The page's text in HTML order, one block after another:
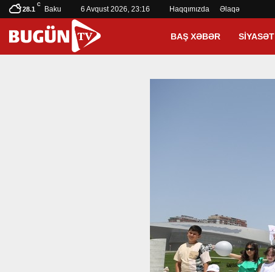
28.1
C
Baku 6 Avqust 2026, 23:16 Haqqımızda Əlaqə
BAŞ XƏBƏR SIYASƏT